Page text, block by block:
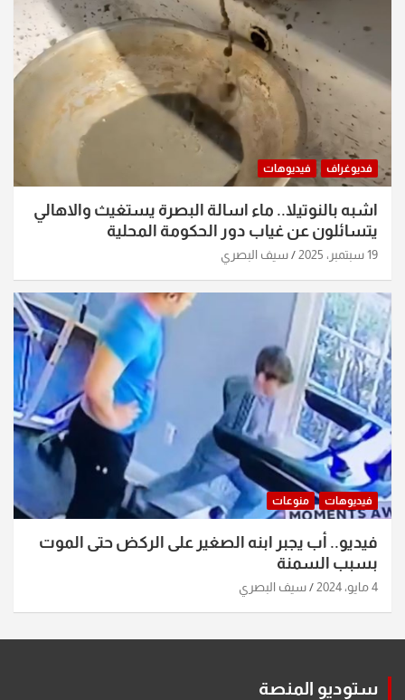
فديوغراف فيديوهات
اشبه بالنوتيلا.. ماء اسالة البصرة يستغيث والاهالي
يتسائلون عن غياب دور الحكومة المحلية
19 سبتمبر، 2025 سيف البصري
فيديوهات منوعات
فيديو.. أب يجبر ابنه الصغير على الركض حتى الموت
بسبب السمنة
4 مايو، 2024 سيف البصري
ستوديو المنصة